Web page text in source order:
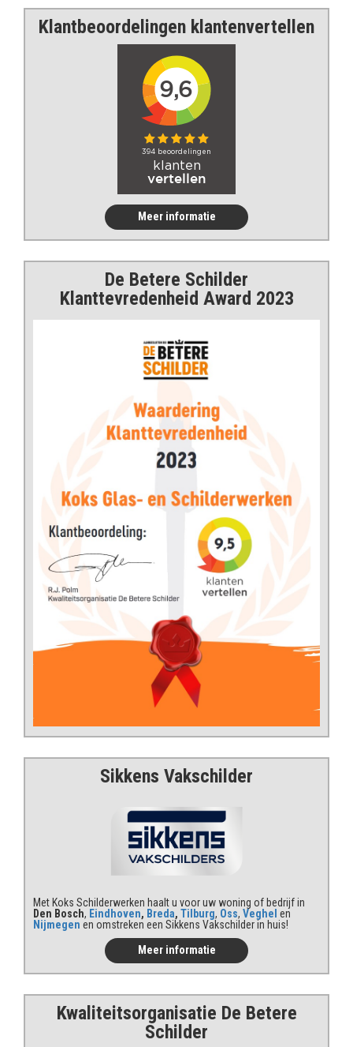
Klantbeoordelingen klantenvertellen
Meer informatie
De Betere Schilder
Klanttevredenheid Award 2023
Sikkens Vakschilder
Met Koks Schilderwerken haalt u voor uw woning of bedrijf in
Den Bosch, Eindhoven, Breda, Tilburg, Oss, Veghel en
Nijmegen en omstreken een Sikkens Vakschilder in huis!
Meer informatie
Kwaliteitsorganisatie De Betere
Schilder